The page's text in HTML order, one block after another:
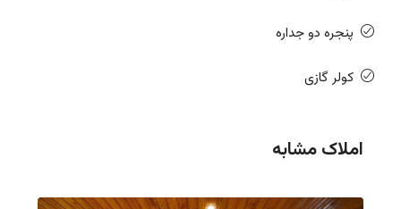
پنجره دو جداره
کولر گازی
املاک مشابه